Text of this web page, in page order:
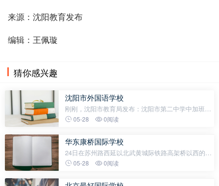
来源：沈阳教育发布
编辑：王佩璇
猜你感兴趣
沈阳市外国语学校
刚刚，沈阳市教育局发布：沈阳市第二中学中加班停
止招生公告沈阳市第二中学与加拿大约克国际集团于
斯东郊中学合作举办中加双文
05-28 0阅读
华东康桥国际学校
24日在苏州路西延以北武黄城际铁路高架桥以西的黄
石市康桥未来高级中学工地现场大型机械轰轰作响，
后这里将迎来首届学生目前该
05-28 0阅读